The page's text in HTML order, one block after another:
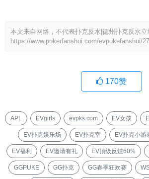
本文来自网络，不代表扑克反水|德州扑克反水立
https://www.pokerfanshui.com/evpukefanshui/
170赞
APL EVgirls evpks.com EV女孩
EV扑克娱乐场 EV扑克室 EV扑克小游
EV福利 EV邀请有礼 EV顶级反馈60%
GGPUKE GG扑克 GG春季狂欢赛